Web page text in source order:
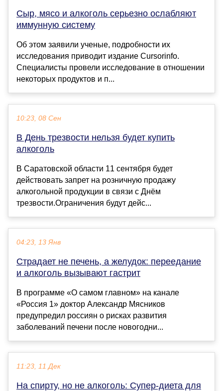
Сыр, мясо и алкоголь серьезно ослабляют
иммунную систему
Об этом заявили ученые, подробности их
исследования приводит издание Cursorinfo.
Специалисты провели исследование в отношении
некоторых продуктов и п...
10:23, 08 Сен
В День трезвости нельзя будет купить
алкоголь
В Саратовской области 11 сентября будет
действовать запрет на розничную продажу
алкогольной продукции в связи с Днём
трезвости.Ограничения будут дейс...
04:23, 13 Янв
Страдает не печень, а желудок: переедание
и алкоголь вызывают гастрит
В программе «О самом главном» на канале
«Россия 1» доктор Александр Мясников
предупредил россиян о рисках развития
заболеваний печени после новогодни...
11:23, 11 Дек
На спирту, но не алкоголь: Супер-диета для